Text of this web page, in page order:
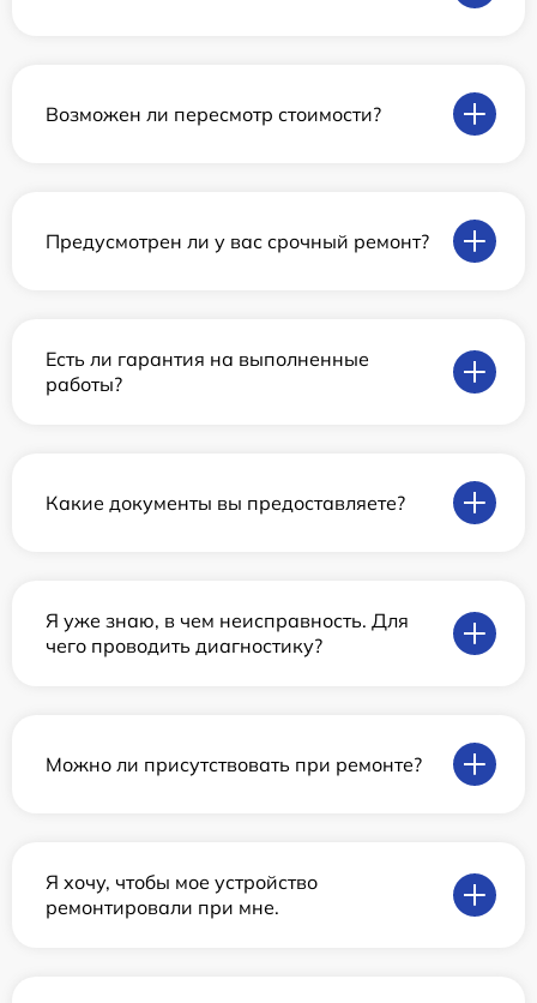
Возможен ли пересмотр стоимости?
Предусмотрен ли у вас срочный ремонт?
Есть ли гарантия на выполненные
работы?
Какие документы вы предоставляете?
Я уже знаю, в чем неисправность. Для
чего проводить диагностику?
Можно ли присутствовать при ремонте?
Я хочу, чтобы мое устройство
ремонтировали при мне.